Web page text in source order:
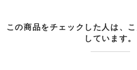
この商品をチェックした人は、
しています。